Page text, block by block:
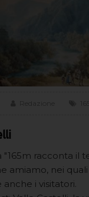
"165m racconta il
amiamo, nei
anche i visitatori.